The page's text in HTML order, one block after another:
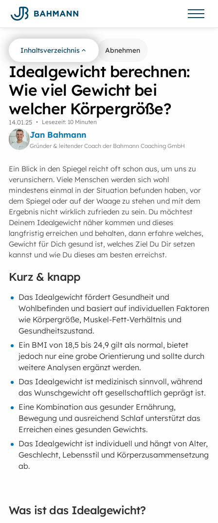
Zurück zur Übersicht Abnehmen
Idealgewicht berechnen:
Wie viel Gewicht bei
welcher Körpergröße?
14.01.25 • Lesezeit: 10 Minuten
Jan Bahmann
Gründer & leitender Coach der Bahmann Coaching GmbH
Ein Blick in den Spiegel reicht oft schon aus, um uns zu
verunsichern. Viele Menschen werden sich wohl
mindestens einmal in der Situation befunden haben, vor
dem Spiegel oder auf der Waage zu stehen und mit dem
Ergebnis nicht wirklich zufrieden zu sein. Du möchtest
Deinem Idealgewicht näher kommen und dieses
langfristig erreichen und behalten, dann erfahre welches,
Gewicht für Dich gesund ist, welches Ziel Du Dir setzen
kannst und wie Du dieses am besten erreichst.
Kurz & knapp
Das Idealgewicht fördert Gesundheit und
Wohlbefinden und basiert auf individuellen Faktoren
wie Körpergröße, Muskel-Fett-Verhältnis und
Gesundheitszustand.
Ein BMI von 18,5 bis 24,9 gilt als normal, bietet
jedoch nur eine grobe Orientierung und sollte durch
weitere Analysen ergänzt werden.
Das Idealgewicht ist medizinisch sinnvoll, während
das Wunschgewicht oft gesellschaftlich geprägt ist.
Eine Kombination aus gesunder Ernährung,
Bewegung und ausreichend Schlaf unterstützt das
Erreichen eines gesunden Gewichts.
Das Idealgewicht ist individuell und hängt von Alter,
Geschlecht, Lebensstil und Körperzusammensetzung
ab.
Was ist das Idealgewicht?
Inhaltsverzeichnis